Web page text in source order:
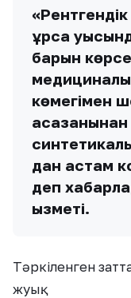
құрсақ
барын
көмегімен
дан астам
деп
қызметі.
Тәркіленген
жуық.